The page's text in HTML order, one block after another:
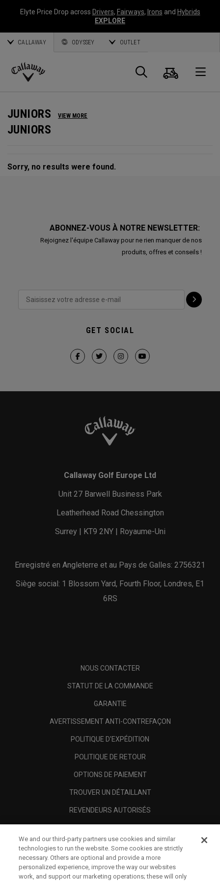
Elyte Price Drop across Drivers, Fairways, Irons and Hybrids
EXPLORE
CALLAWAY ODYSSEY OUTLET
Callaway
Panier
JUNIORS VIEW MORE
JUNIORS
Sorry, no results were found.
ABONNEZ-VOUS À NOTRE NEWSLETTER:
Rejoignez l'équipe Callaway pour ne rien manquer de nos
produits, offres et conseils !
GET SOCIAL
Callaway Golf Europe Ltd
Unit 27 Barwell Business Park
Leatherhead Road Chessington
Surrey | KT9 2NY | Royaume-Uni
Enregistré en Angleterre et au Pays de Galles: 2756321
Siège social: 1 Blossom Yard, Fourth Floor, Londres, E1
6RS
NOUS CONTACTER
STATUT DE LA COMMANDE
GARANTIE
AVERTISSEMENT ANTI-CONTREFAÇON
POLITIQUE D'EXPÉDITION
POLITIQUE DE RETOUR
OPTIONS DE PAIEMENT
TROUVER UN DÉTAILLANT
REVENDEURS AUTORISÉS
A PROPOS
MENTIONS LÉGALES
We and our third-party partners use cookies and similar
technologies to run the website. Some cookies are strictly
necessary. Others are optional and provide a more
personalized experience, improve the way our websites
work, and support our marketing operations; these will only